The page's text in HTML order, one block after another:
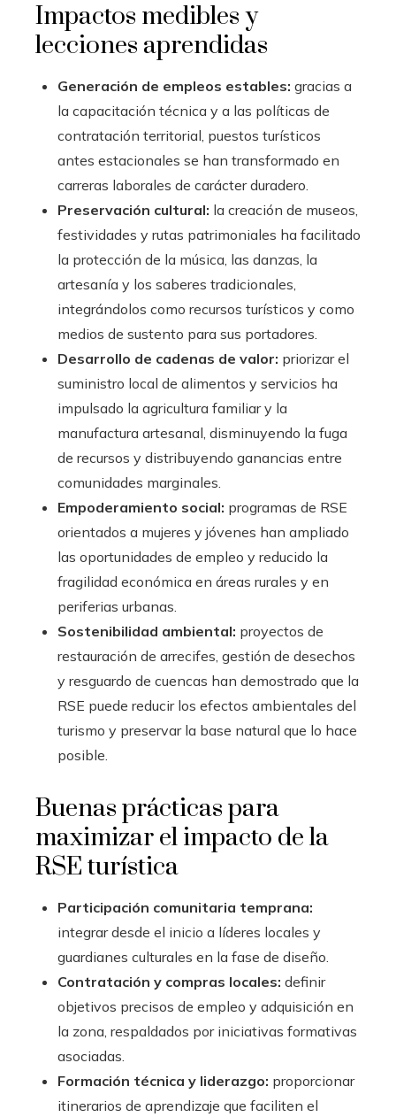
Impactos medibles y
lecciones aprendidas
Generación de empleos estables: gracias a
la capacitación técnica y a las políticas de
contratación territorial, puestos turísticos
antes estacionales se han transformado en
carreras laborales de carácter duradero.
Preservación cultural: la creación de museos,
festividades y rutas patrimoniales ha facilitado
la protección de la música, las danzas, la
artesanía y los saberes tradicionales,
integrándolos como recursos turísticos y como
medios de sustento para sus portadores.
Desarrollo de cadenas de valor: priorizar el
suministro local de alimentos y servicios ha
impulsado la agricultura familiar y la
manufactura artesanal, disminuyendo la fuga
de recursos y distribuyendo ganancias entre
comunidades marginales.
Empoderamiento social: programas de RSE
orientados a mujeres y jóvenes han ampliado
las oportunidades de empleo y reducido la
fragilidad económica en áreas rurales y en
periferias urbanas.
Sostenibilidad ambiental: proyectos de
restauración de arrecifes, gestión de desechos
y resguardo de cuencas han demostrado que la
RSE puede reducir los efectos ambientales del
turismo y preservar la base natural que lo hace
posible.
Buenas prácticas para
maximizar el impacto de la
RSE turística
Participación comunitaria temprana:
integrar desde el inicio a líderes locales y
guardianes culturales en la fase de diseño.
Contratación y compras locales: definir
objetivos precisos de empleo y adquisición en
la zona, respaldados por iniciativas formativas
asociadas.
Formación técnica y liderazgo: proporcionar
itinerarios de aprendizaje que faciliten el